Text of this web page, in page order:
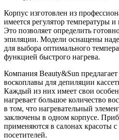
Корпус изготовлен из
имеется регулятор температуры
Это позволяет определить
эпиляции. Модели оснащены
для выбора оптимального
функцией быстрого нагрева.
Компания Beauty&Sun
воскоплавы для депиляции
Каждый из них имеет свои
нагревает большое количество
в том, что нагревательный
заключены в одном корпусе.
применяются в салонах красоты
посетителей.